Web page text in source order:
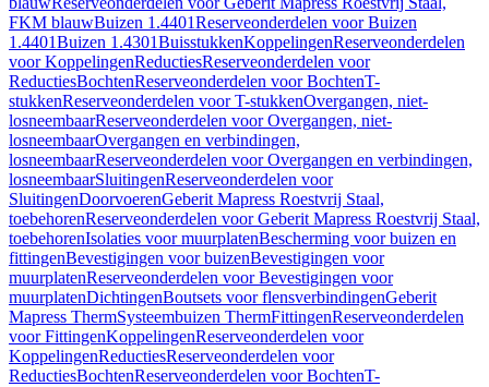
FKM blauwBuizen 1.4401Reserveonderdelen voor Buizen
1.4401Buizen 1.4301BuisstukkenKoppelingenReserveonderdelen
voor KoppelingenReductiesReserveonderdelen voor
ReductiesBochtenReserveonderdelen voor BochtenT-
stukkenReserveonderdelen voor T-stukkenOvergangen, niet-
losneembaarReserveonderdelen voor Overgangen, niet-
losneembaarOvergangen en verbindingen,
losneembaarReserveonderdelen voor Overgangen en verbindingen,
losneembaarSluitingenReserveonderdelen voor
SluitingenDoorvoerenGeberit Mapress Roestvrij Staal,
toebehorenReserveonderdelen voor Geberit Mapress Roestvrij Staal,
toebehorenIsolaties voor muurplatenBescherming voor buizen en
fittingenBevestigingen voor buizenBevestigingen voor
muurplatenReserveonderdelen voor Bevestigingen voor
muurplatenDichtingenBoutsets voor flensverbindingenGeberit
Mapress ThermSysteembuizen ThermFittingenReserveonderdelen
voor FittingenKoppelingenReserveonderdelen voor
KoppelingenReductiesReserveonderdelen voor
ReductiesBochtenReserveonderdelen voor BochtenT-